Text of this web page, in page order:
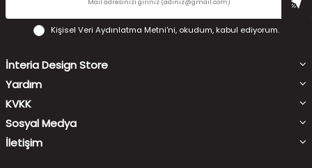
Kişisel Veri Aydınlatma Metni'ni, okudum, kabul ediyorum.
İnteria Design Store
Yardım
KVKK
Sosyal Medya
İletişim